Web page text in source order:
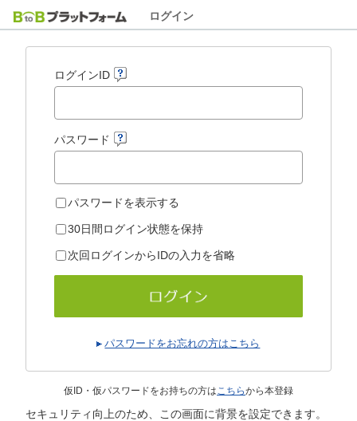
ログイン
ログインID
パスワード
パスワードを表示する
30日間ログイン状態を保持
次回ログインからIDの入力を省略
パスワードをお忘れの方はこちら
仮ID・仮パスワードをお持ちの方はこちらから本登録
セキュリティ向上のため、この画面に背景を設定できます。